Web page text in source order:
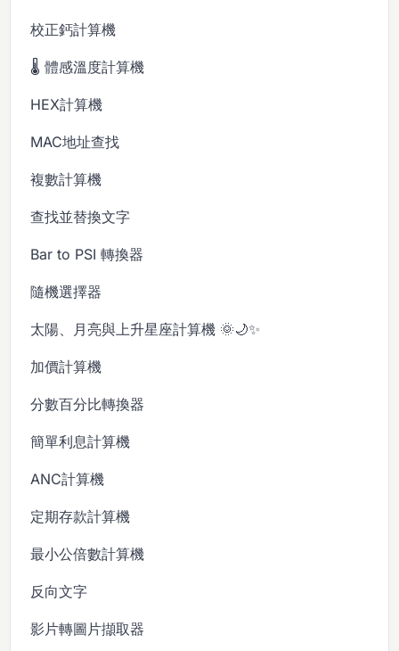
校正鈣計算機
🌡️ 體感溫度計算機
HEX計算機
MAC地址查找
複數計算機
查找並替換文字
Bar to PSI 轉換器
隨機選擇器
太陽、月亮與上升星座計算機 🌞🌙✨
加價計算機
分數百分比轉換器
簡單利息計算機
ANC計算機
定期存款計算機
最小公倍數計算機
反向文字
影片轉圖片擷取器